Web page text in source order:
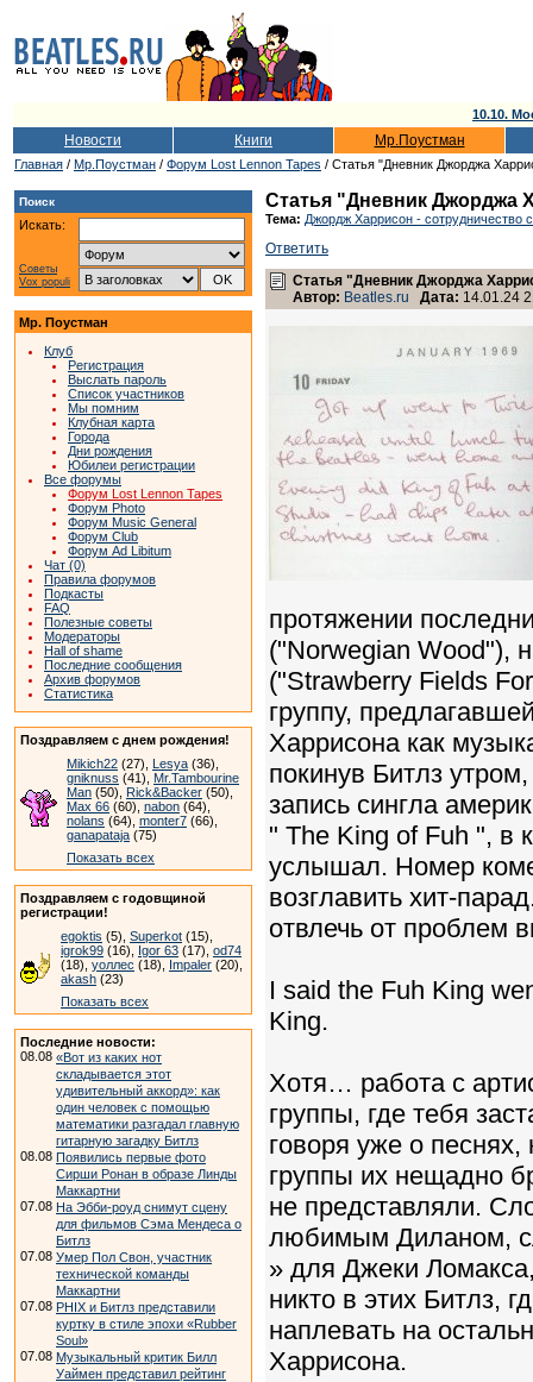
10.10.
Новости Книги Мр.Поустман
Главная / Мр.Поустман / Форум Lost Lennon Tapes / Статья "Дневник Джорджа
Поиск
Искать:
Советы
Vox populi
Мр. Поустман
Клуб
Регистрация
Выслать пароль
Список участников
Мы помним
Клубная карта
Города
Дни рождения
Юбилеи регистрации
Все форумы
Форум Lost Lennon Tapes
Форум Photo
Форум Music General
Форум Club
Форум Ad Libitum
Чат (0)
Правила форумов
Подкасты
FAQ
Полезные советы
Модераторы
Hall of shame
Последние сообщения
Архив форумов
Статистика
Поздравляем с днем рождения!
Mikich22 (27), Lesya (36),
gniknuss (41), Mr.Tambourine
Man (50), Rick&Backer (50),
Max 66 (60), nabon (64),
nolans (64), monter7 (66),
ganapataja (75)
Показать всех
Поздравляем с годовщиной
регистрации!
egoktis (5), Superkot (15),
igrok99 (16), Igor 63 (17), od74
(18), уоллес (18), Impaler (20),
akash (23)
Показать всех
Последние новости:
08.08 «Вот из каких нот
складывается этот
удивительный аккорд»: как
один человек с помощью
математики разгадал главную
гитарную загадку Битлз
08.08 Появились первые фото
Сирши Ронан в образе Линды
Маккартни
07.08 На Эбби-роуд снимут сцену
для фильмов Сэма Мендеса о
Битлз
07.08 Умер Пол Свон, участник
технической команды
Маккартни
07.08 PHIX и Битлз представили
куртку в стиле эпохи «Rubber
Soul»
07.08 Музыкальный критик Билл
Уаймен представил рейтинг
Статья "Дневник Джорджа
Тема: Джордж Харрисон - сотрудничество
Ответить
Статья "Дневник Джорджа
Автор: Beatles.ru Дата: 14.01.24
протяжении
("Norwegian Wood"),
("Strawberry Fields
группу,
Харрисона как
покинув Битлз
запись сингла
" The King of Fuh ", в
услышал. Номер
возглавить хит-
отвлечь от проблем
I said the Fuh King
King.
Хотя… работа с
группы, где тебя
говоря уже о
группы их нещадно
не представляли.
любимым Диланом,
» для Джеки
никто в этих Битлз,
наплевать на
Харрисона.